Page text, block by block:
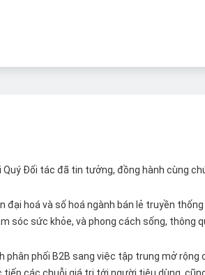
Đối tác đã tin tưởng, đồng hành cùng
hoá và số hoá ngành bán lẻ truyền
sóc sức khỏe, và phong cách sống, thông
phối B2B sang việc tập trung mở